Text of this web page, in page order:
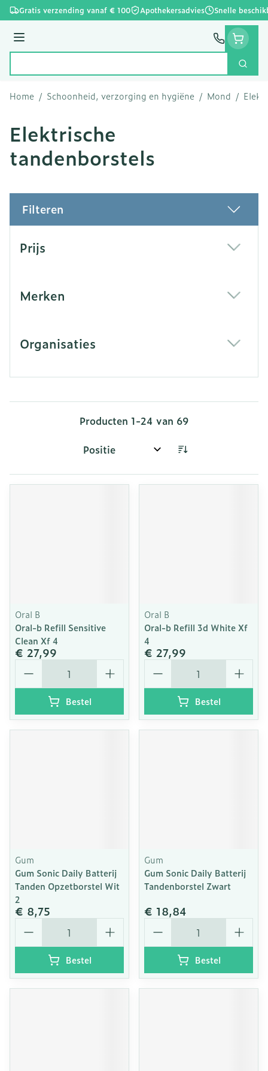
Ga naar de inhoud
Gratis verzending vanaf € 100 Apothekersadvies Snelle
Menu
Zoek
Home / Schoonheid, verzorging en hygiëne / Mond /
Elektrische
tandenborstels
Filteren
Prijs
Merken
Organisaties
Producten 1-24 van 69
Sorteer op:
Oral B
Oral-b Refill Sensitive
Clean Xf 4
€ 27,99
Aantal
Bestel
Oral B
Oral-b Refill 3d White Xf
4
€ 27,99
Aantal
Bestel
Gum
Gum Sonic Daily Batterij
Tanden Opzetborstel Wit
2
€ 8,75
Aantal
Bestel
Gum
Gum Sonic Daily Batterij
Tandenborstel Zwart
€ 18,84
Aantal
Bestel